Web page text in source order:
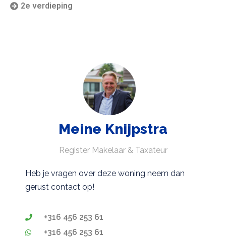
2e verdieping
Meine Knijpstra
Register Makelaar & Taxateur
Heb je vragen over deze woning neem dan
gerust contact op!
+316 456 253 61
+316 456 253 61